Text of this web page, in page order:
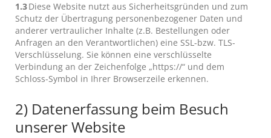
1.3Diese Website nutzt aus Sicherheitsgründen und zum
Schutz der Übertragung personenbezogener Daten und
anderer vertraulicher Inhalte (z.B. Bestellungen oder
Anfragen an den Verantwortlichen) eine SSL-bzw. TLS-
Verschlüsselung. Sie können eine verschlüsselte
Verbindung an der Zeichenfolge „https://“ und dem
Schloss-Symbol in Ihrer Browserzeile erkennen.
2) Datenerfassung beim Besuch
unserer Website